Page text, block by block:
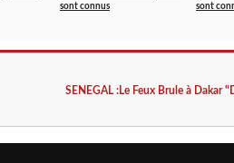
sont connus
sont
SENEGAL :Le Feux Brule à Dakar